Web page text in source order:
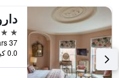
5 نجوم
0.0 كيلومتر عن وسط المدينة